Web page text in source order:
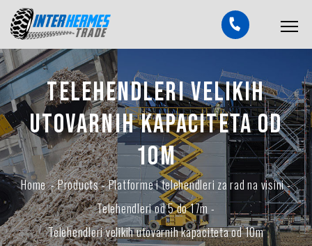
Telehendleri velikih
utovarnih kapaciteta od
10m
Home -Products-Platforme i telehendleri za rad na visini-
Telehendleri od 5 do 17m -
Telehendleri velikih utovarnih kapaciteta od 10m